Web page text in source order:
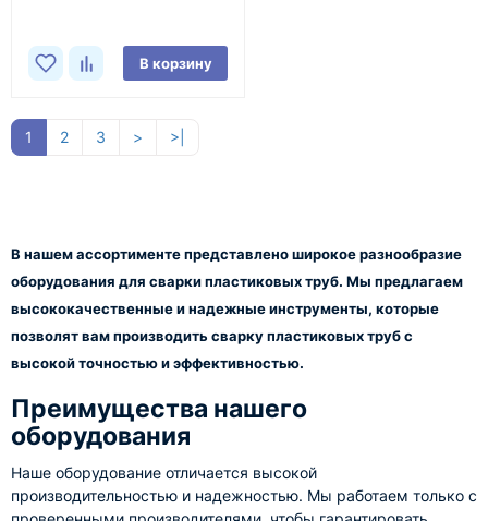
В корзину
1 2 3 > >|
В нашем ассортименте представлено широкое разнообразие
оборудования для сварки пластиковых труб. Мы предлагаем
высококачественные и надежные инструменты, которые
позволят вам производить сварку пластиковых труб с
высокой точностью и эффективностью.
Преимущества нашего
оборудования
Наше оборудование отличается высокой
производительностью и надежностью. Мы работаем только с